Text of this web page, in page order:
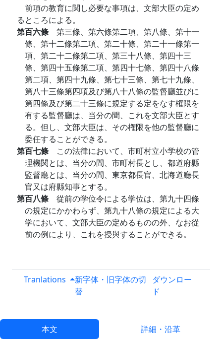
前項の教育に関し必要な事項は、文部大臣の定め
るところによる。
第百六條 第三條、第六條第二項、第八條、第十一
條、第十二條第二項、第二十條、第二十一條第一
項、第二十二條第二項、第三十八條、第四十三
條、第四十五條第二項、第四十七條、第四十八條
第二項、第四十九條、第七十三條、第七十九條、
第八十三條第四項及び第八十八條の監督廳並びに
第四條及び第二十三條に規定する定をなす権限を
有する監督廳は、当分の間、これを文部大臣とす
る。但し、文部大臣は、その権限を他の監督廳に
委任することができる。
第百七條 この法律において、市町村立小学校の管
理機関とは、当分の間、市町村長とし、都道府縣
監督廳とは、当分の間、東京都長官、北海道廳長
官又は府縣知事とする。
第百八條 從前の学位令による学位は、第九十四條
の規定にかかわらず、第九十八條の規定による大
学において、文部大臣の定めるものの外、なお從
前の例により、これを授與することができる。
Tranlations
新字体・旧字体の切
替
ダウンロー
ド
本文 詳細・沿革